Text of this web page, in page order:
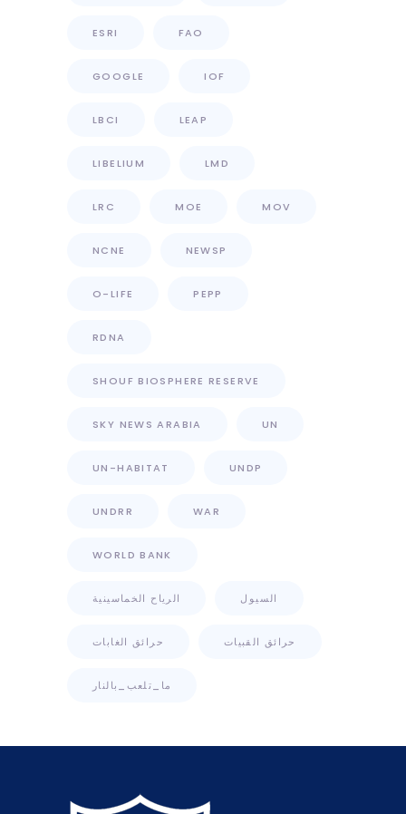
ESRI FAO
GOOGLE IOF
LBCI LEAP
LIBELIUM LMD
LRC MOE MOV
NCNE NEWSP
O-LIFE PEPP
RDNA
SHOUF BIOSPHERE RESERVE
SKY NEWS ARABIA UN
UN-HABITAT UNDP
UNDRR WAR
WORLD BANK
الرياح الخماسينية السيول
حرائق الغابات حرائق القبيات
ما_تلعب_بالنار